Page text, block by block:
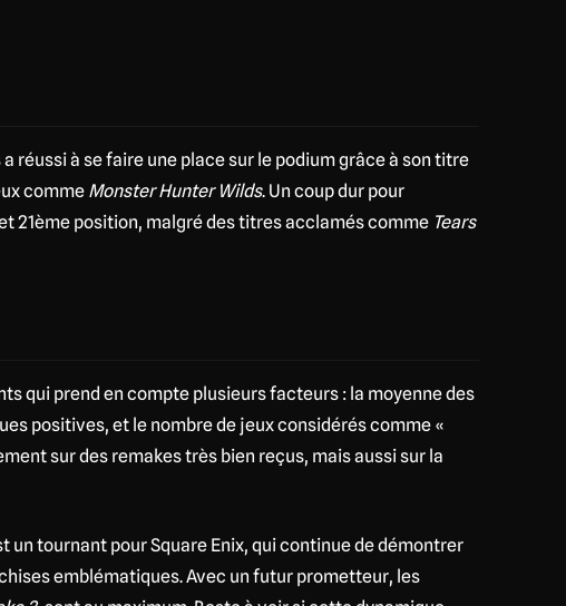
réussi à se faire une place sur le podium grâce à son titre
comme Monster Hunter Wilds. Un coup dur pour
21ème position, malgré des titres acclamés comme Tears
qui prend en compte plusieurs facteurs : la moyenne des
positives, et le nombre de jeux considérés comme «
sur des remakes très bien reçus, mais aussi sur la
tournant pour Square Enix, qui continue de démontrer
emblématiques. Avec un futur prometteur, les